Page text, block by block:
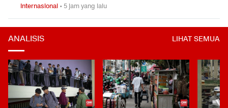
Internasional • 5 jam yang lalu
ANALISIS LIHAT SEMUA